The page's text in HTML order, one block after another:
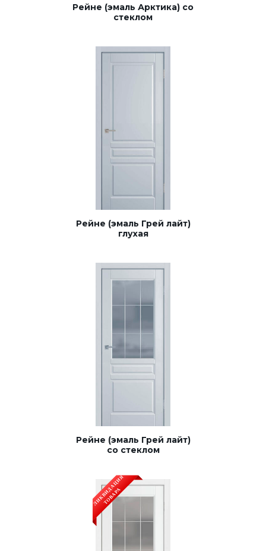
Строительные двери
Раздвижные двери «Гармошка»
Рейне (эмаль Арктика) со
стеклом
Рейне (эмаль Грей лайт)
глухая
Рейне (эмаль Грей лайт)
со стеклом